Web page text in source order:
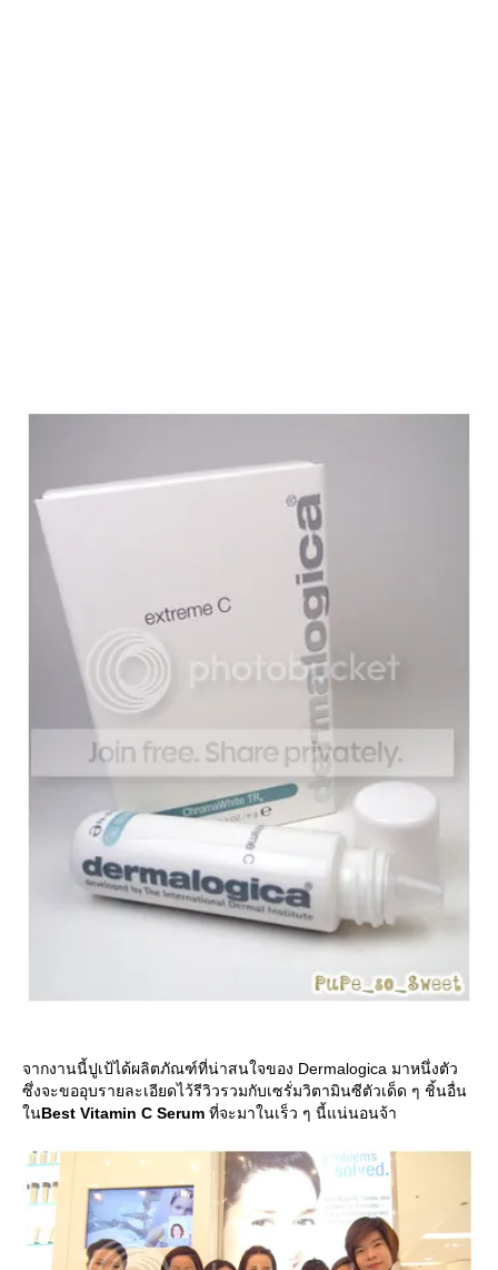
จากงานนี้ปูเป้ได้ผลิตภัณฑ์ที่น่าสนใจของ Dermalogica มาหนึ่งตัว
ซึ่งจะขออุบรายละเอียดไว้รีวิวรวมกับเซรั่มวิตามินซีตัวเด็ด ๆ ชิ้นอื่น
นBest Vitamin C Serum ที่จะมาในเร็ว ๆ นี้แน่นอนจ้า